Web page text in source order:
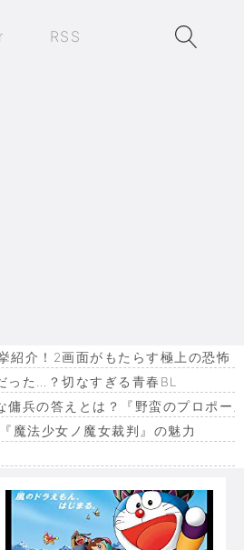
RSS
紹介！2画面がもたらす極上の恐怖
った…？切なすぎる青春BL
傭兵の答えとは？『野蛮のプロポー
魔法少女ノ魔女裁判』の魅力